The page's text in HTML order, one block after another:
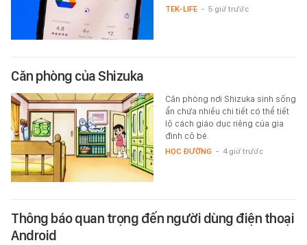
TEK-LIFE - 5 giờ trước
Căn phòng của Shizuka
Căn phòng nơi Shizuka sinh sống
ẩn chứa nhiều chi tiết có thể tiết
lộ cách giáo dục riêng của gia
đình cô bé.
HỌC ĐƯỜNG - 4 giờ trước
Thông báo quan trọng đến người dùng điện thoại
Android